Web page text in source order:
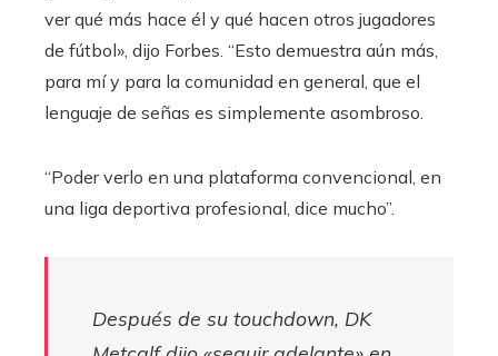
ver qué más hace él y qué hacen otros jugadores
de fútbol», dijo Forbes. “Esto demuestra aún más,
para mí y para la comunidad en general, que el
lenguaje de señas es simplemente asombroso.
“Poder verlo en una plataforma convencional, en
una liga deportiva profesional, dice mucho”.
Después de su touchdown, DK